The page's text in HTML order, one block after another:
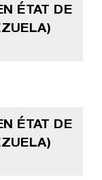
ÉTAT DE
ÉTAT DE